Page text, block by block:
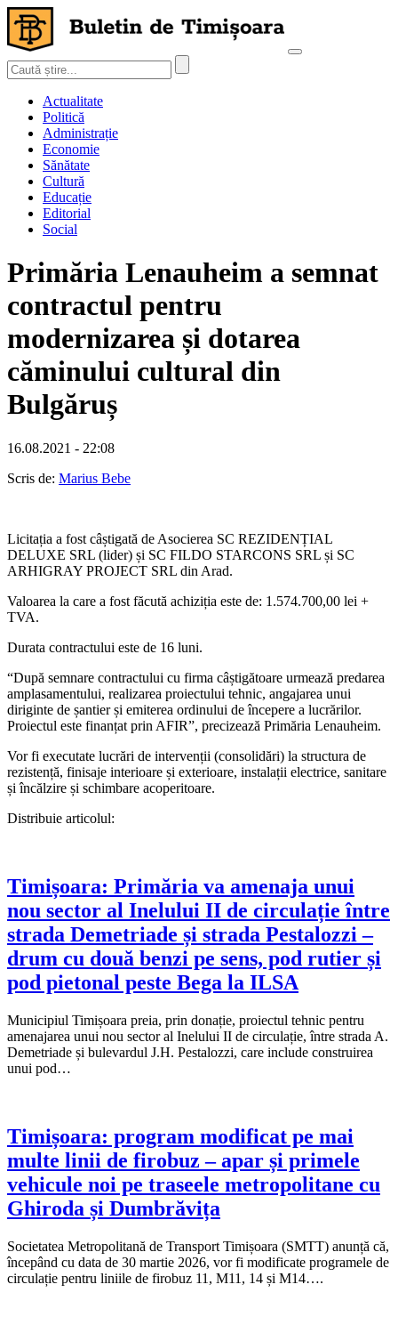
Actualitate
Politică
Administrație
Economie
Sănătate
Cultură
Educație
Editorial
Social
Primăria Lenauheim a semnat
contractul pentru
modernizarea și dotarea
căminului cultural din
Bulgăruș
16.08.2021 - 22:08
Scris de: Marius Bebe
Licitația a fost câștigată de Asocierea SC REZIDENȚIAL
DELUXE SRL (lider) și SC FILDO STARCONS SRL și SC
ARHIGRAY PROJECT SRL din Arad.
Valoarea la care a fost făcută achiziția este de: 1.574.700,00 lei +
TVA.
Durata contractului este de 16 luni.
“După semnare contractului cu firma câștigătoare urmează predarea
amplasamentului, realizarea proiectului tehnic, angajarea unui
diriginte de șantier și emiterea ordinului de începere a lucrărilor.
Proiectul este finanțat prin AFIR”, precizează Primăria Lenauheim.
Vor fi executate lucrări de intervenții (consolidări) la structura de
rezistență, finisaje interioare și exterioare, instalații electrice, sanitare
și încălzire și schimbare acoperitoare.
Distribuie articolul:
Timișoara: Primăria va amenaja unui
nou sector al Inelului II de circulație între
strada Demetriade și strada Pestalozzi –
drum cu două benzi pe sens, pod rutier și
pod pietonal peste Bega la ILSA
Municipiul Timișoara preia, prin donație, proiectul tehnic pentru
amenajarea unui nou sector al Inelului II de circulație, între strada A.
Demetriade și bulevardul J.H. Pestalozzi, care include construirea
unui pod…
Timișoara: program modificat pe mai
multe linii de firobuz – apar și primele
vehicule noi pe traseele metropolitane cu
Ghiroda și Dumbrăvița
Societatea Metropolitană de Transport Timișoara (SMTT) anunță că,
începând cu data de 30 martie 2026, vor fi modificate programele de
circulație pentru liniile de firobuz 11, M11, 14 și M14….